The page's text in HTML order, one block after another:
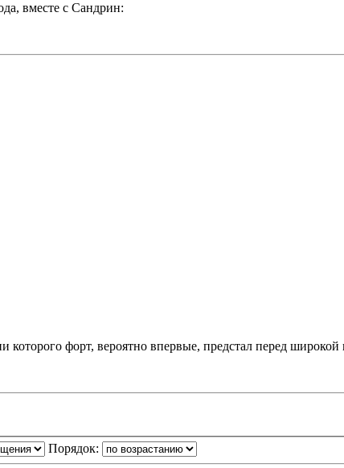
вместе с Сандрин:
форт, вероятно впервые, предстал перед
Порядок: